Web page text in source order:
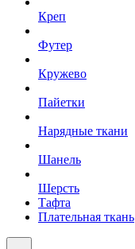
Креп
Футер
Кружево
Пайетки
Нарядные ткани
Шанель
Шерсть
Тафта
Плательная ткань